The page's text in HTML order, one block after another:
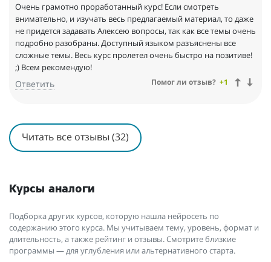
Очень грамотно проработанный курс! Если смотреть
внимательно, и изучать весь предлагаемый материал, то даже
не придется задавать Алексею вопросы, так как все темы очень
подробно разобраны. Доступный языком разъяснены все
сложные темы. Весь курс пролетел очень быстро на позитиве!
;) Всем рекомендую!
Ответить Помог ли отзыв? +1
Читать все отзывы (32)
Курсы аналоги
Подборка других курсов, которую нашла нейросеть по
содержанию этого курса. Мы учитываем тему, уровень, формат и
длительность, а также рейтинг и отзывы. Смотрите близкие
программы — для углубления или альтернативного старта.